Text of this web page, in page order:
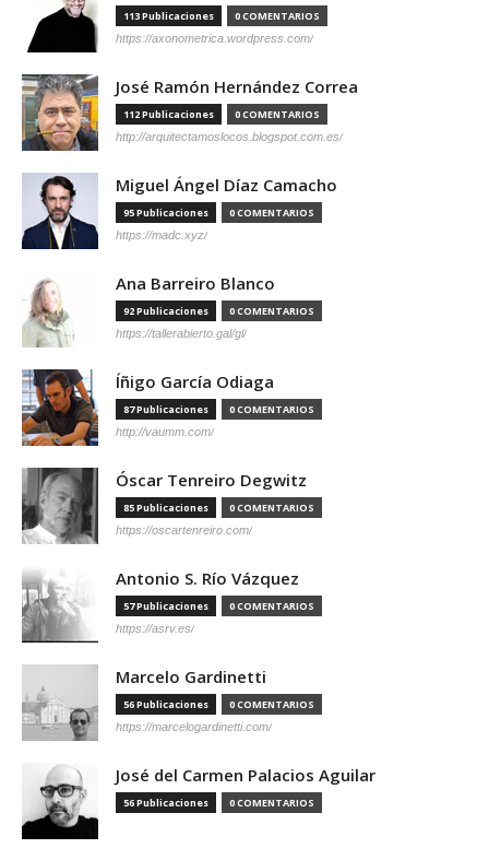
113 Publicaciones 0 COMENTARIOS
https://axonometrica.wordpress.com/
José Ramón Hernández Correa
112 Publicaciones 0 COMENTARIOS
http://arquitectamoslocos.blogspot.com.es/
Miguel Ángel Díaz Camacho
95 Publicaciones 0 COMENTARIOS
https://madc.xyz/
Ana Barreiro Blanco
92 Publicaciones 0 COMENTARIOS
https://tallerabierto.gal/gl/
Íñigo García Odiaga
87 Publicaciones 0 COMENTARIOS
http://vaumm.com/
Óscar Tenreiro Degwitz
85 Publicaciones 0 COMENTARIOS
https://oscartenreiro.com/
Antonio S. Río Vázquez
57 Publicaciones 0 COMENTARIOS
https://asrv.es/
Marcelo Gardinetti
56 Publicaciones 0 COMENTARIOS
https://marcelogardinetti.com/
José del Carmen Palacios Aguilar
56 Publicaciones 0 COMENTARIOS